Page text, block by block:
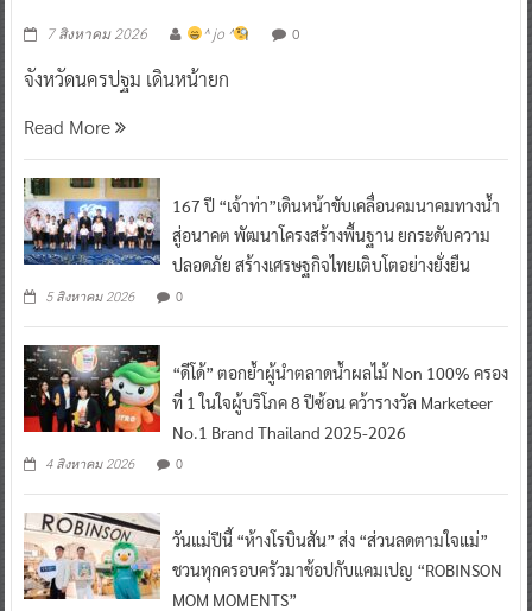
7 สิงหาคม 2026 ^ jo ^ 0
จังหวัดนครปฐม เดินหน้ายก
Read More
167 ปี “เจ้าท่า”เดินหน้าขับเคลื่อนคมนาคมทางน้ำ
สู่อนาคต พัฒนาโครงสร้างพื้นฐาน ยกระดับความ
ปลอดภัย สร้างเศรษฐกิจไทยเติบโตอย่างยั่งยืน
5 สิงหาคม 2026 0
“ดีโด้” ตอกย้ำผู้นำตลาดน้ำผลไม้ Non 100% ครอง
ที่ 1 ในใจผู้บริโภค 8 ปีซ้อน คว้ารางวัล Marketeer
No.1 Brand Thailand 2025-2026
4 สิงหาคม 2026 0
วันแม่ปีนี้ “ห้างโรบินสัน” ส่ง “ส่วนลดตามใจแม่”
ชวนทุกครอบครัวมาช้อปกับแคมเปญ “ROBINSON
MOM MOMENTS”